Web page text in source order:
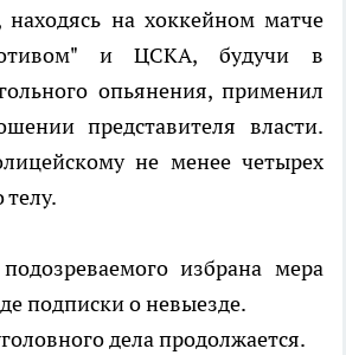
находясь на хоккейном матче
и ЦСКА, будучи в
опьянения, применил
представителя власти.
не менее четырех
избрана мера
подписки о невыезде.
дела продолжается.